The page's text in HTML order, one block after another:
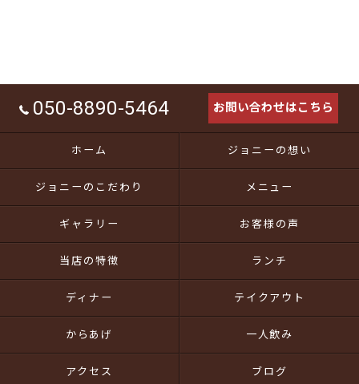
050-8890-5464 お問い合わせはこちら
ホーム ジョニーの想い
ジョニーのこだわり メニュー
ギャラリー お客様の声
当店の特徴 ランチ
ディナー テイクアウト
からあげ 一人飲み
アクセス ブログ